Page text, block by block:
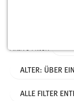
Aktive Filter:
ALTER: ÜBER
ALLE FILTER
Funktionen